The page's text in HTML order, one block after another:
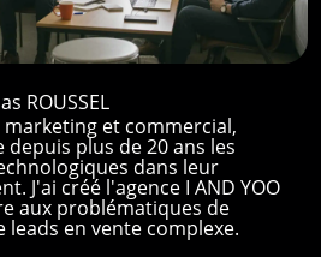
ROUSSEL
et commercial,
depuis plus de 20 ans les
dans leur
J'ai créé l'agence I AND YOO
aux problématiques de
leads en vente complexe.